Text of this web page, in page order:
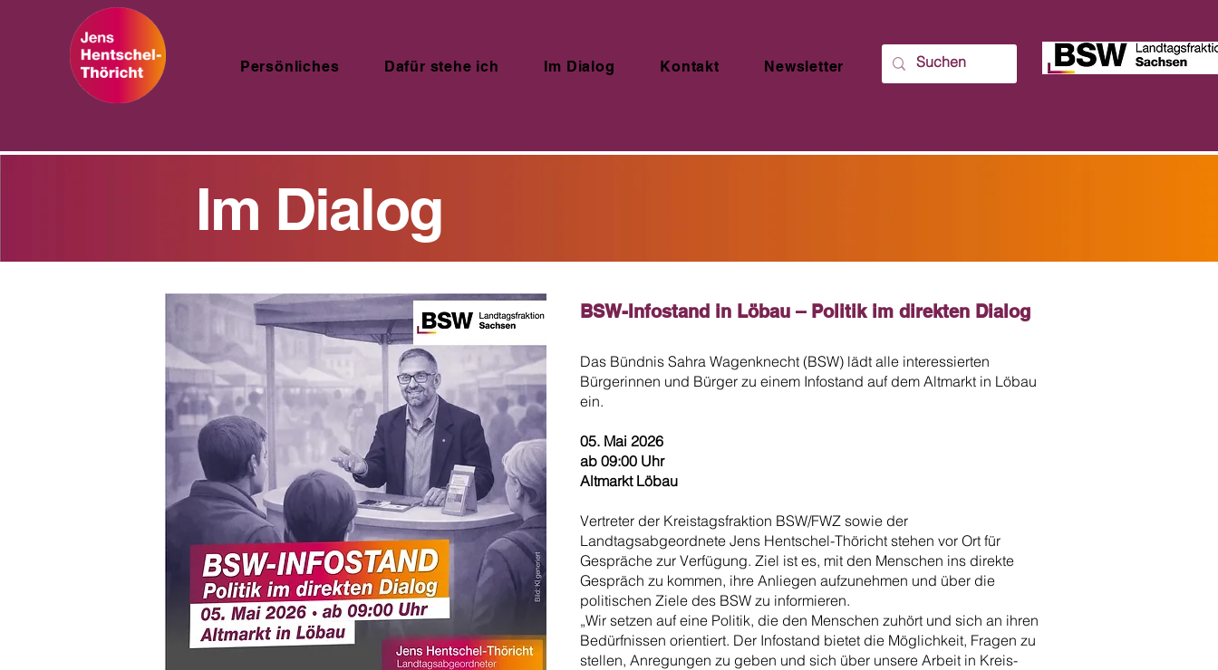
Persönliches Dafür stehe ich Im Dialog Kontakt Newsletter
Im Dialog
BSW-Infostand in Löbau – Politik im direkten Dialog
Das Bündnis Sahra Wagenknecht (BSW) lädt alle interessierten
Bürgerinnen und Bürger zu einem Infostand auf dem Altmarkt in Löbau
ein.
05. Mai 2026
ab 09:00 Uhr
Altmarkt Löbau
Vertreter der Kreistagsfraktion BSW/FWZ sowie der
Landtagsabgeordnete Jens Hentschel-Thöricht stehen vor Ort für
Gespräche zur Verfügung. Ziel ist es, mit den Menschen ins direkte
Gespräch zu kommen, ihre Anliegen aufzunehmen und über die
politischen Ziele des BSW zu informieren.
„Wir setzen auf eine Politik, die den Menschen zuhört und sich an ihren
Bedürfnissen orientiert. Der Infostand bietet die Möglichkeit, Fragen zu
stellen, Anregungen zu geben und sich über unsere Arbeit in Kreis-